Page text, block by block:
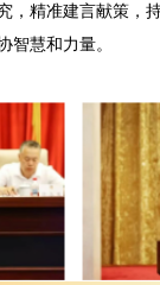
，精准建言献策，
智慧和力量。